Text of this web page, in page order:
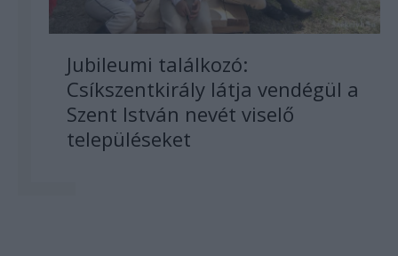
Jubileumi találkozó:
Csíkszentkirály látja vendégül a
Szent István nevét viselő
településeket